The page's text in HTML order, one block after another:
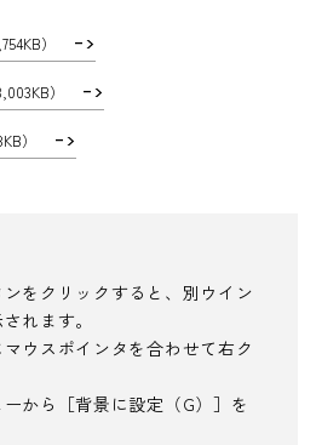
）
）
）
をクリックすると、別ウイン
れます。
ウスポインタを合わせて右ク
から［背景に設定（G）］を